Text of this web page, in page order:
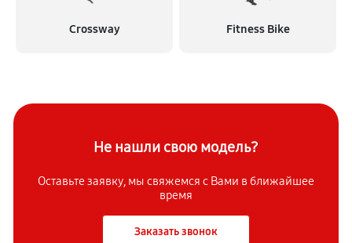
Crossway Fitness Bike
Не нашли свою модель?
Оставьте заявку, мы свяжемся с Вами в ближайшее
время
Заказать звонок